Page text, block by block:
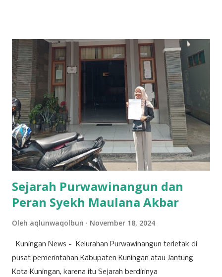
sehari-hari. Para pengusaha yang sukses di sektor ini
berhasil mengelola jaringan ritel yang luas dan berkontribusi
signifikan terhadap roda perekonomian daerah.
Keberhasilan mereka tak lepas dari strategi bisnis yang
tepat dan kemampuan menyesuaikan diri dengan
kebutuhan pasar yang dinamis. Selain ritel, sektor properti
dan konstruksi juga menjadi pilar penting bagi
perekonomian Kuningan. Beberapa perusahaan besar di
bidang ini terlibat dalam pembangunan infrastruktur yang
tidak hanya bermanfaat bagi daerah, tetapi...
Sejarah Purwawinangun dan
Peran Syekh Maulana Akbar
Oleh aqlunwaqolbun November 18, 2024
Kuningan News - Kelurahan Purwawinangun terletak di
pusat pemerintahan Kabupaten Kuningan atau Jantung
Kota Kuningan, karena itu Sejarah berdirinya